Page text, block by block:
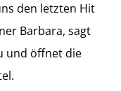
den letzten Hit
Barbara, sagt
und öffnet die